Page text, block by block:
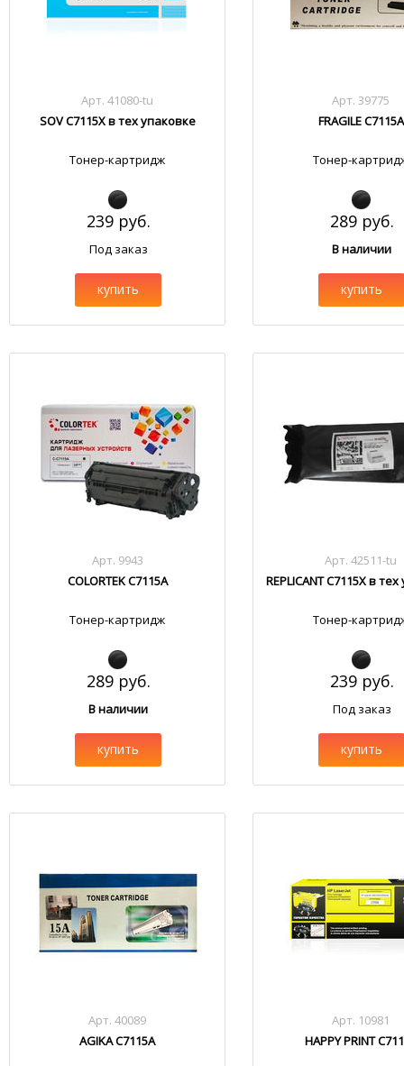
Арт. 41080-tu
SOV C7115X в тех упаковке
Тонер-картридж
239 руб.
Под заказ
купить
Арт. 39775
FRAGILE C7115A
Тонер-
289 руб.
В наличии
купить
Арт. 9943
COLORTEK C7115A
Тонер-картридж
289 руб.
В наличии
купить
Арт. 42511-tu
REPLICANT C7115X в
Тонер-
239 руб.
Под заказ
купить
Арт. 40089
AGIKA C7115A
Арт. 10981
HAPPY PRINT